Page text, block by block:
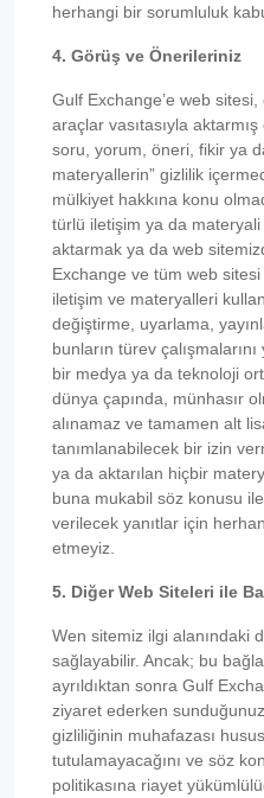
herhangi bir sorumluluk
4. Görüş ve Önerileriniz
Gulf Exchange’e web
araçlar vasıtasıyla
soru, yorum, öneri, fikir ya
materyallerin” gizlilik
mülkiyet hakkına konu
türlü iletişim ya da
aktarmak ya da web
Exchange ve tüm web sitesi
iletişim ve materyalleri
değiştirme, uyarlama,
bunların türev
bir medya ya da teknoloji
dünya çapında, münhasır
alınamaz ve tamamen alt
tanımlanabilecek bir izin
ya da aktarılan hiçbir
buna mukabil söz konusu
verilecek yanıtlar için
etmeyiz.
5. Diğer Web Siteleri ile
Wen sitemiz ilgi alanındaki
sağlayabilir. Ancak; bu
ayrıldıktan sonra Gulf
ziyaret ederken
gizliliğinin muhafazası
tutulamayacağını ve söz
politikasına riayet